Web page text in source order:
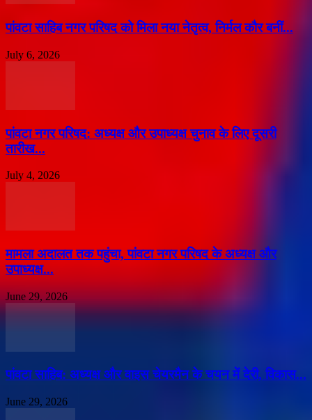
पांवटा साहिब नगर परिषद को मिला नया नेतृत्व, निर्मल कौर बनीं...
July 6, 2026
पांवटा नगर परिषद: अध्यक्ष और उपाध्यक्ष चुनाव के लिए दूसरी
तारीख...
July 4, 2026
मामला अदालत तक पहुंचा, पांवटा नगर परिषद के अध्यक्ष और
उपाध्यक्ष...
June 29, 2026
पांवटा साहिब: अध्यक्ष और वाइस चेयरमैन के चयन में देरी, विकास...
June 29, 2026